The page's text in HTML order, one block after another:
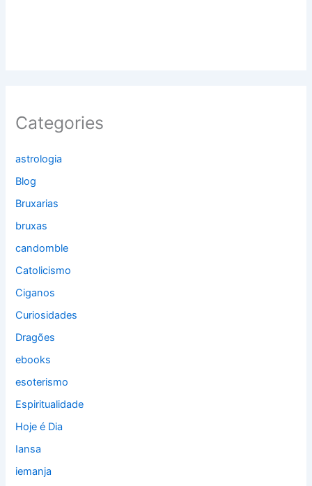
Categories
astrologia
Blog
Bruxarias
bruxas
candomble
Catolicismo
Ciganos
Curiosidades
Dragões
ebooks
esoterismo
Espiritualidade
Hoje é Dia
Iansa
iemanja